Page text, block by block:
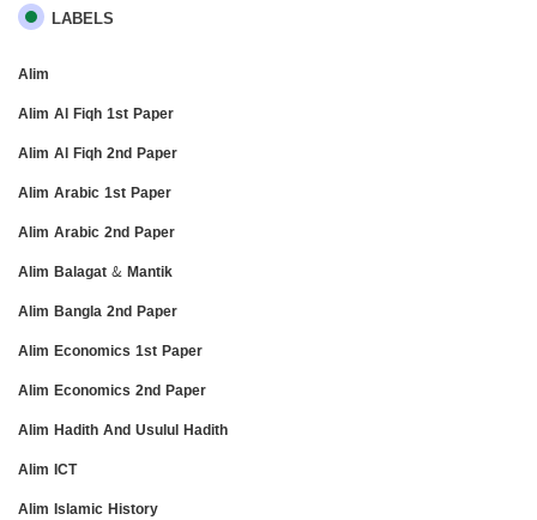
LABELS
Alim
Alim Al Fiqh 1st Paper
Alim Al Fiqh 2nd Paper
Alim Arabic 1st Paper
Alim Arabic 2nd Paper
Alim Balagat & Mantik
Alim Bangla 2nd Paper
Alim Economics 1st Paper
Alim Economics 2nd Paper
Alim Hadith And Usulul Hadith
Alim ICT
Alim Islamic History